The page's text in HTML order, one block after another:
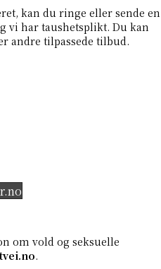
kan du ringe eller sende en
vi har taushetsplikt. Du kan
andre tilpassede tilbud.
om vold og seksuelle
.